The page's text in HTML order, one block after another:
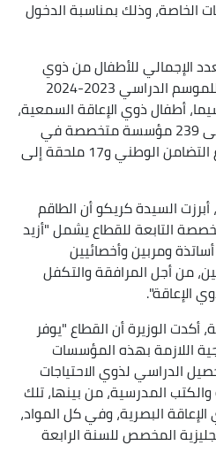
الخاصة، وذلك بمناسبة الدخول
الإجمالي للأطفال من ذوي
الاحتياجات الخاصة المسجلين للموسم الدراسي 2023-2024
سيما، أطفال ذوي الإعاقة السمعية،
البصرية والحركية، موزعين على 239 مؤسسة متخصصة في
التربية والتعليم التابعة لقطاع التضامن الوطني و17 ملحقة إلى
السيدة كريكو أن الطاقم
التابعة للقطاع يشمل "أزيد
ومربين وأخصائيين
من أجل المرافقة والتكفل
الوزيرة أن القطاع "يوفر
اللازمة بهذه المؤسسات
الدراسي لذوي الاحتياجات
المدرسية، من بينها، تلك
البصرية، وفي كل المواد،
المخصص للسنة الرابعة